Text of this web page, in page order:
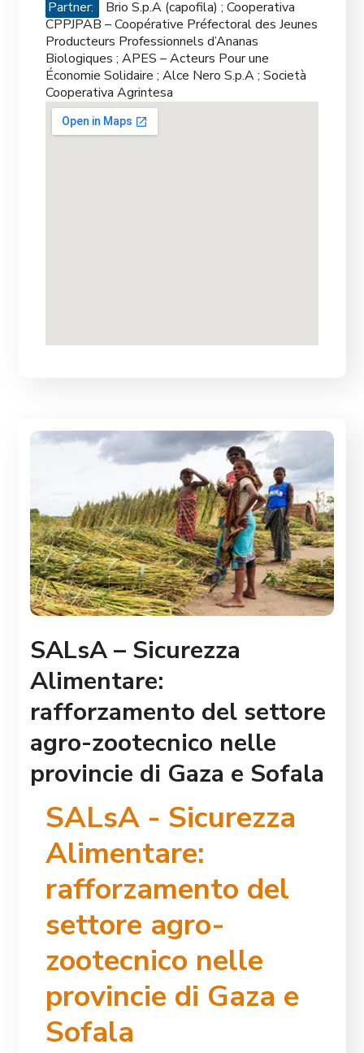
Partner:
Brio S.p.A (capofila) ; Cooperativa
CPPJPAB – Coopérative Préfectoral des Jeunes
Producteurs Professionnels d’Ananas
Biologiques ; APES – Acteurs Pour une
Économie Solidaire ; Alce Nero S.p.A ; Società
Cooperativa Agrintesa
SALsA – Sicurezza
Alimentare:
rafforzamento del settore
agro-zootecnico nelle
provincie di Gaza e Sofala
SALsA - Sicurezza
Alimentare:
rafforzamento del
settore agro-
zootecnico nelle
provincie di Gaza e
Sofala